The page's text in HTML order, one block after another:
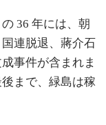
36 年には、朝
連脱退、蔣介石
事件が含まれま
まで、緑島は稼